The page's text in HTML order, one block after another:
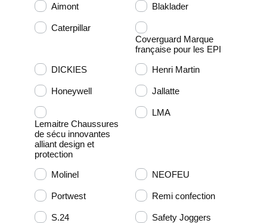
Aimont Blaklader
Caterpillar
Coverguard Marque
française pour les EPI
DICKIES
Henri Martin
Honeywell Jallatte
Lemaitre Chaussures
de sécu innovantes
alliant design et
protection
LMA
Molinel NEOFEU
Portwest Remi confection
S.24 Safety Joggers